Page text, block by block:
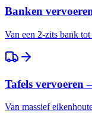
Banken
Van een 2-zits bank
Tafels vervoeren
Van massief